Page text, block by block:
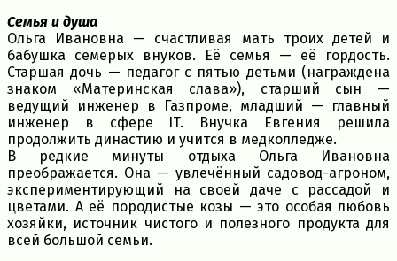
Семья и душа
Ольга Ивановна — счастливая мать троих детей и
бабушка семерых внуков. Её семья — её гордость.
Старшая дочь — педагог с пятью детьми (награждена
знаком «Материнская слава»), старший сын —
ведущий инженер в Газпроме, младший — главный
инженер в сфере IT. Внучка Евгения решила
продолжить династию и учится в медколледже.
В редкие минуты отдыха Ольга Ивановна
преображается. Она — увлечённый садовод-агроном,
экспериментирующий на своей даче с рассадой и
цветами. А её породистые козы — это особая любовь
хозяйки, источник чистого и полезного продукта для
всей большой семьи.